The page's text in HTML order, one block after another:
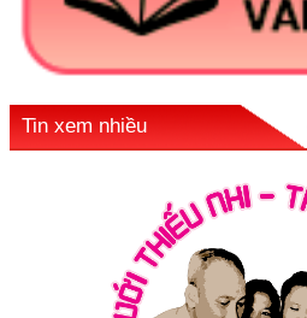
Tin xem nhiều